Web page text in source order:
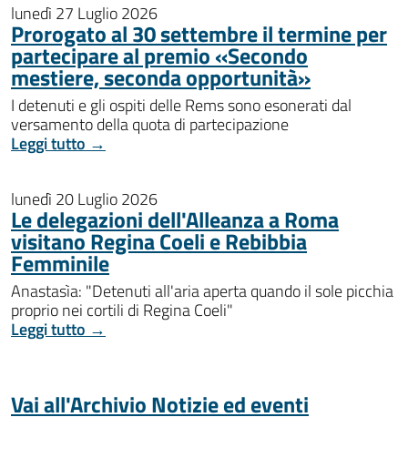
lunedì 27 Luglio 2026
Prorogato al 30 settembre il termine per
partecipare al premio «Secondo
mestiere, seconda opportunità»
I detenuti e gli ospiti delle Rems sono esonerati dal
versamento della quota di partecipazione
Leggi tutto →
lunedì 20 Luglio 2026
Le delegazioni dell'Alleanza a Roma
visitano Regina Coeli e Rebibbia
Femminile
Anastasìa: "Detenuti all'aria aperta quando il sole picchia
proprio nei cortili di Regina Coeli"
Leggi tutto →
Vai all'Archivio Notizie ed eventi